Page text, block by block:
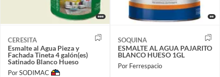
CERESITA
Esmalte al Agua Pieza y
Fachada Tineta 4 galón(es)
Satinado Blanco Hueso
Por SODIMAC
SOQUINA
ESMALTE AL AGUA PAJARITO
BLANCO HUESO 1GL
Por Ferrespacio